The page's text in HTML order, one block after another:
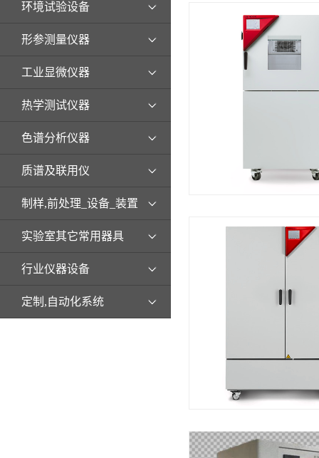
环境试验设备
形参测量仪器
工业显微仪器
热学测试仪器
色谱分析仪器
质谱及联用仪
制样,前处理_设备_装置
实验室其它常用器具
行业仪器设备
定制,自动化系统